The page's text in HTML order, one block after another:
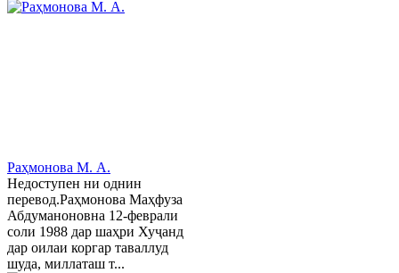
Раҳмонова М. А.
Недоступен ни однин
перевод.Раҳмонова Маҳфуза
Абдуманоновна 12-феврали
соли 1988 дар шаҳри Хуҷанд
дар оилаи коргар таваллуд
шуда, миллаташ т...